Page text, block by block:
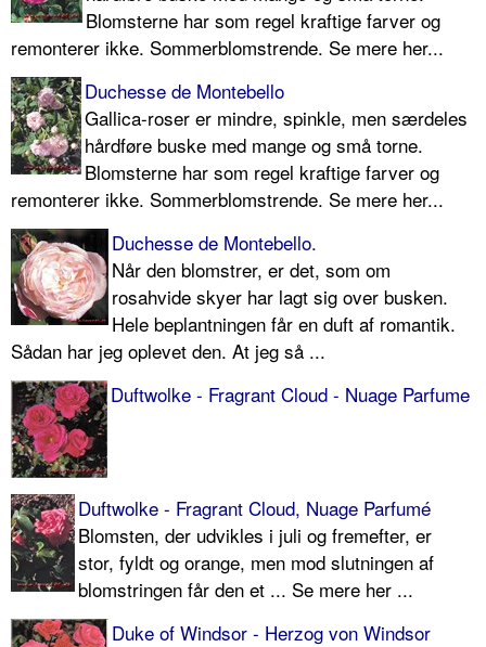
Blomsterne har som regel kraftige farver og
remonterer ikke. Sommerblomstrende. Se mere her...
Duchesse de Montebello
Gallica-roser er mindre, spinkle, men særdeles
hårdføre buske med mange og små torne.
Blomsterne har som regel kraftige farver og
remonterer ikke. Sommerblomstrende. Se mere her...
Duchesse de Montebello.
Når den blomstrer, er det, som om
rosahvide skyer har lagt sig over busken.
Hele beplantningen får en duft af romantik.
Sådan har jeg oplevet den. At jeg så ...
Duftwolke - Fragrant Cloud - Nuage Parfume
Duftwolke - Fragrant Cloud, Nuage Parfumé
Blomsten, der udvikles i juli og fremefter, er
stor, fyldt og orange, men mod slutningen af
blomstringen får den et ... Se mere her ...
Duke of Windsor - Herzog von Windsor